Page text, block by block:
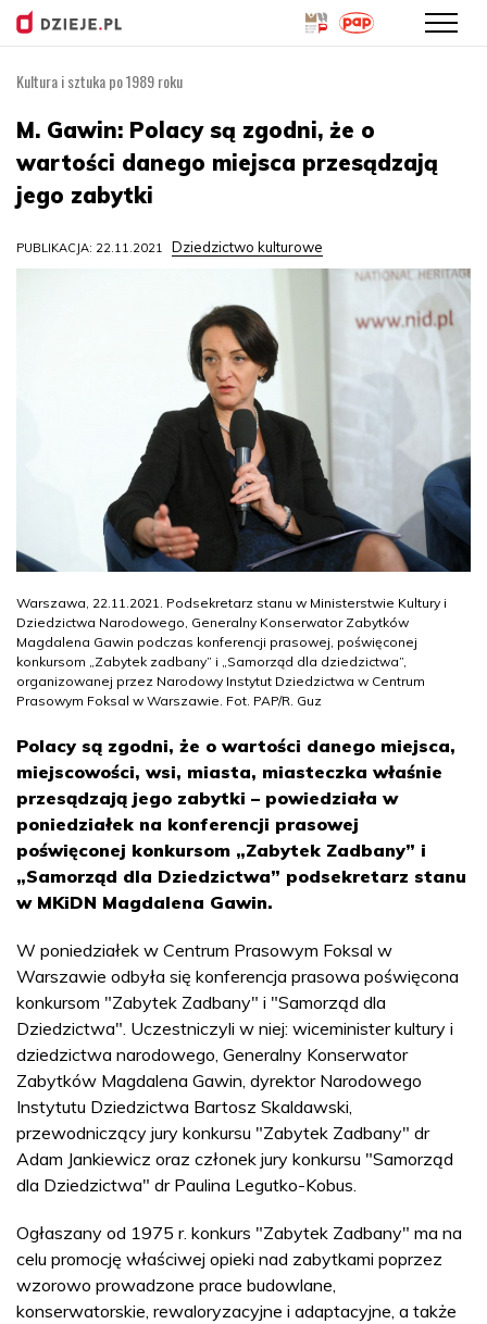
treści
Kultura i sztuka po 1989 roku
M. Gawin: Polacy są zgodni, że o
wartości danego miejsca przesądzają
jego zabytki
PUBLIKACJA: 22.11.2021 Dziedzictwo kulturowe
Warszawa, 22.11.2021. Podsekretarz stanu w Ministerstwie Kultury i
Dziedzictwa Narodowego, Generalny Konserwator Zabytków
Magdalena Gawin podczas konferencji prasowej, poświęconej
konkursom „Zabytek zadbany” i „Samorząd dla dziedzictwa”,
organizowanej przez Narodowy Instytut Dziedzictwa w Centrum
Prasowym Foksal w Warszawie. Fot. PAP/R. Guz
Polacy są zgodni, że o wartości danego miejsca,
miejscowości, wsi, miasta, miasteczka właśnie
przesądzają jego zabytki – powiedziała w
poniedziałek na konferencji prasowej
poświęconej konkursom „Zabytek Zadbany” i
„Samorząd dla Dziedzictwa” podsekretarz stanu
w MKiDN Magdalena Gawin.
W poniedziałek w Centrum Prasowym Foksal w
Warszawie odbyła się konferencja prasowa poświęcona
konkursom "Zabytek Zadbany" i "Samorząd dla
Dziedzictwa". Uczestniczyli w niej: wiceminister kultury i
dziedzictwa narodowego, Generalny Konserwator
Zabytków Magdalena Gawin, dyrektor Narodowego
Instytutu Dziedzictwa Bartosz Skaldawski,
przewodniczący jury konkursu "Zabytek Zadbany" dr
Adam Jankiewicz oraz członek jury konkursu "Samorząd
dla Dziedzictwa" dr Paulina Legutko-Kobus.
Ogłaszany od 1975 r. konkurs "Zabytek Zadbany" ma na
celu promocję właściwej opieki nad zabytkami poprzez
wzorowo prowadzone prace budowlane,
konserwatorskie, rewaloryzacyjne i adaptacyjne, a także